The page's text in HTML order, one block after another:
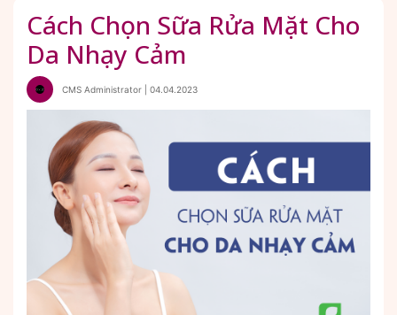
Cách Chọn Sữa Rửa Mặt Cho
Da Nhạy Cảm
CMS Administrator | 04.04.2023